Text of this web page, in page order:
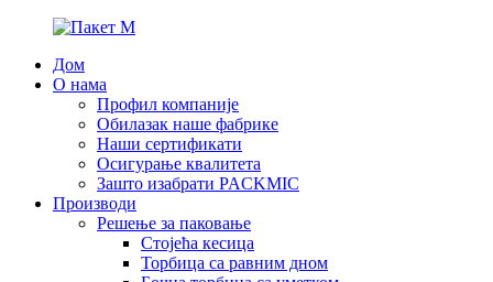
Дом
О нама
Профил компаније
Обилазак наше фабрике
Наши сертификати
Осигурање квалитета
Зашто изабрати PACKMIC
Производи
Решење за паковање
Стојећа кесица
Торбица са равним дном